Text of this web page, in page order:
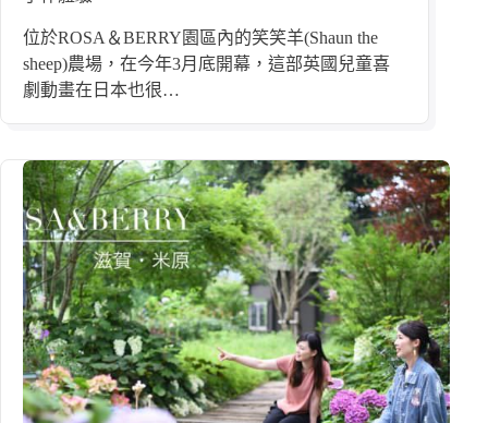
位於ROSA＆BERRY園區內的笑笑羊(Shaun the
sheep)農場，在今年3月底開幕，這部英國兒童喜
劇動畫在日本也很…